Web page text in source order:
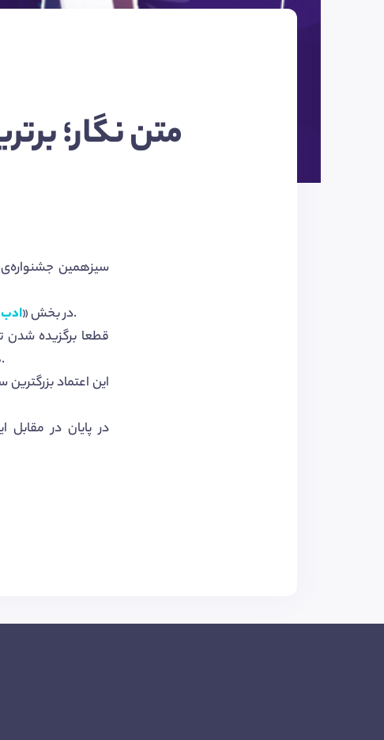
متن نگار؛
در بخش «»، با لطف شما عزیزان تونستیم عنوان بهترین اثر به انتخاب مردم رو کسب کنیم.
قطعا برگزیده
رو به جایگاه فعلی رسونده.
این اعتماد
در پایان در